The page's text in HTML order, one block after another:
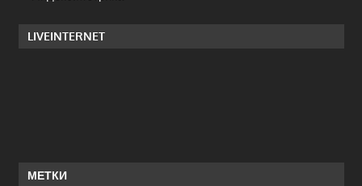
LIVEINTERNET
МЕТКИ